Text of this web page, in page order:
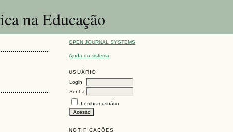
na Educação
OPEN JOURNAL SYSTEMS
Ajuda do sistema
USUÁRIO
Login
Senha
Lembrar usuário
NOTIFICAÇÕES